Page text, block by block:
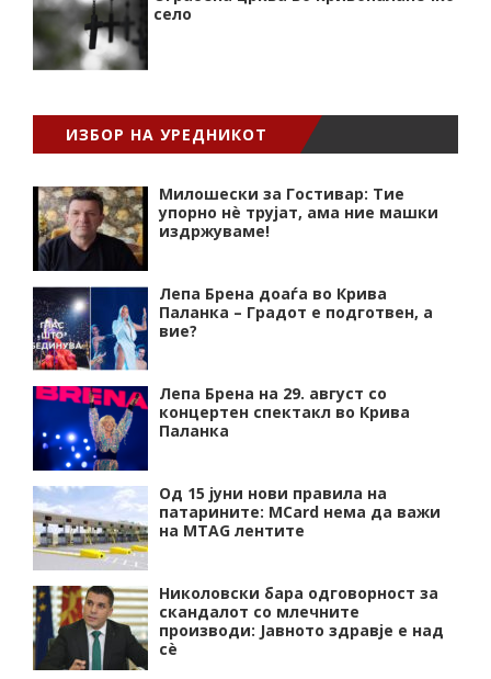
село
ИЗБОР НА УРЕДНИКОТ
Милошески за Гостивар: Тие
упорно нѐ трујат, ама ние машки
издржуваме!
Лепа Брена доаѓа во Крива
Паланка – Градот е подготвен, а
вие?
Лепа Брена на 29. август со
концертен спектакл во Крива
Паланка
Од 15 јуни нови правила на
патарините: MCard нема да важи
на MTAG лентите
Николовски бара одговорност за
скандалот со млечните
производи: Јавното здравје е над
сѐ